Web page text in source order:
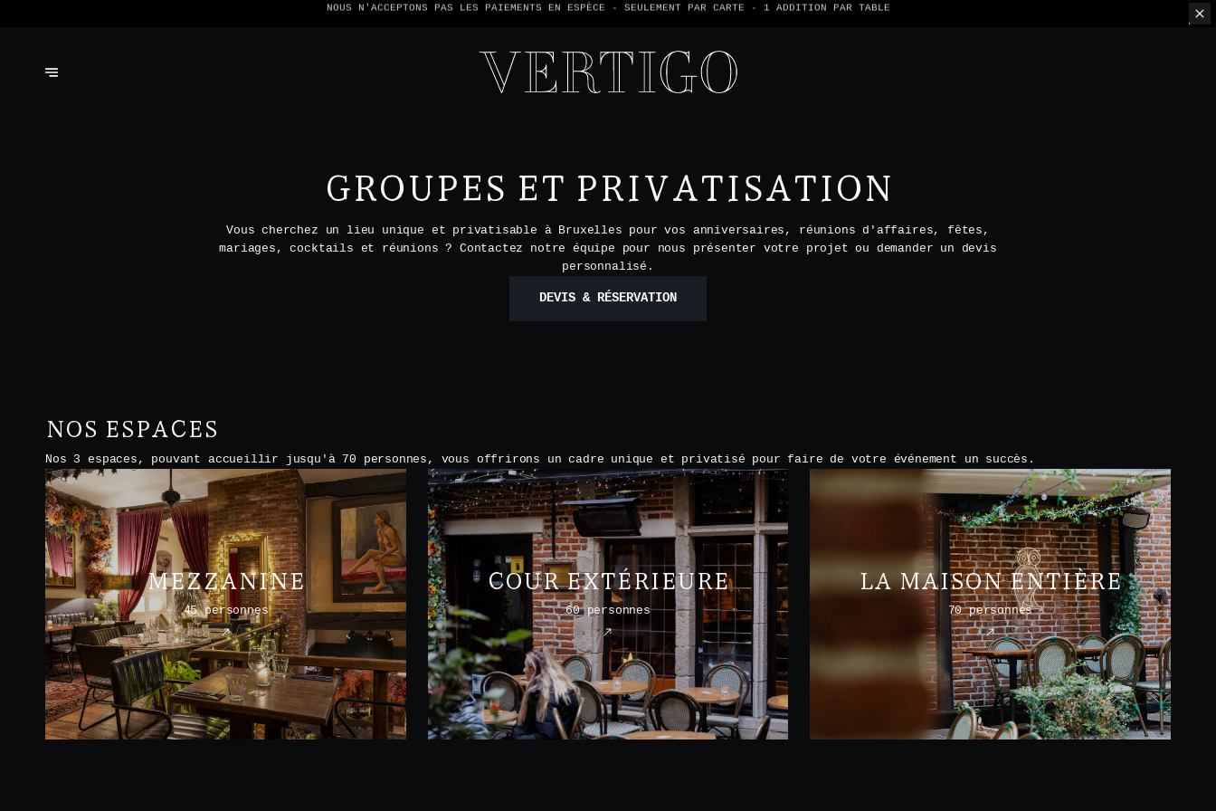
NOUS N'ACCEPTONS PAS LES PAIEMENTS EN ESPÈCE - SEULEMENT PAR CARTE - 1 ADDITION PAR TABLE
GROUPES ET PRIVATISATION
Vous cherchez un lieu unique et privatisable à Bruxelles pour vos anniversaires, réunions d'affaires, fêtes,
mariages, cocktails et réunions ? Contactez notre équipe pour nous présenter votre projet ou demander un devis
personnalisé.
DEVIS & RÉSERVATION
NOS ESPACES
Nos 3 espaces, pouvant accueillir jusqu'à 70 personnes, vous offrirons un cadre unique et privatisé pour faire de votre événement un succès.
MEZZANINE
45 personnes
COUR EXTÉRIEURE
60 personnes
LA MAISON ENTIÈRE
70 personnes